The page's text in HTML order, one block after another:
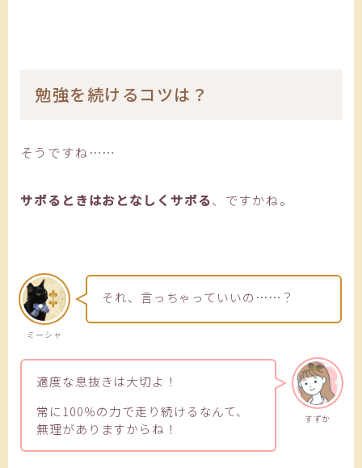
勉強を続けるコツは？
そうですね……
サボるときはおとなしくサボる、ですかね。
ミーシャ
それ、言っちゃっていいの……？
すずか
適度な息抜きは大切よ！
常に100％の力で走り続けるなんて、
無理がありますからね！